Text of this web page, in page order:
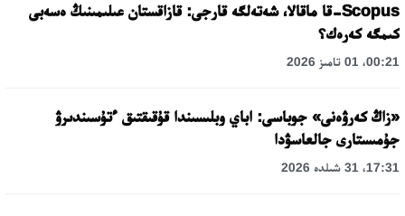
Scopus-قا ماقالا، شەتەلگە قارجى: قازاقستان عىلىمىنىڭ ەسەبى
كىمگە كەرەك؟
00:21، 01 تامىز 2026
«زاڭ كەرۋەنى» جوباسى: اباي وبلىسىندا قۇقىقتىق ءتۇسىندىرۋ
جۇمىستارى جالعاسۋدا
17:31، 31 شىلدە 2026